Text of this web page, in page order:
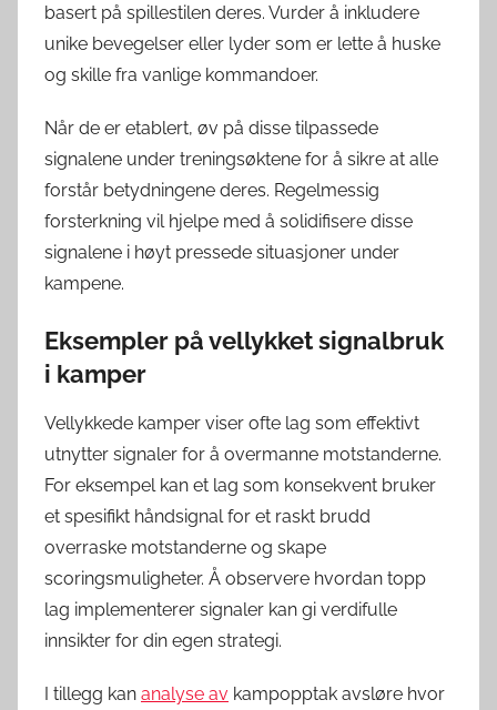
basert på spillestilen deres. Vurder å inkludere
unike bevegelser eller lyder som er lette å huske
og skille fra vanlige kommandoer.
Når de er etablert, øv på disse tilpassede
signalene under treningsøktene for å sikre at alle
forstår betydningene deres. Regelmessig
forsterkning vil hjelpe med å solidifisere disse
signalene i høyt pressede situasjoner under
kampene.
Eksempler på vellykket signalbruk
i kamper
Vellykkede kamper viser ofte lag som effektivt
utnytter signaler for å overmanne motstanderne.
For eksempel kan et lag som konsekvent bruker
et spesifikt håndsignal for et raskt brudd
overraske motstanderne og skape
scoringsmuligheter. Å observere hvordan topp
lag implementerer signaler kan gi verdifulle
innsikter for din egen strategi.
I tillegg kan analyse av kampopptak avsløre hvor